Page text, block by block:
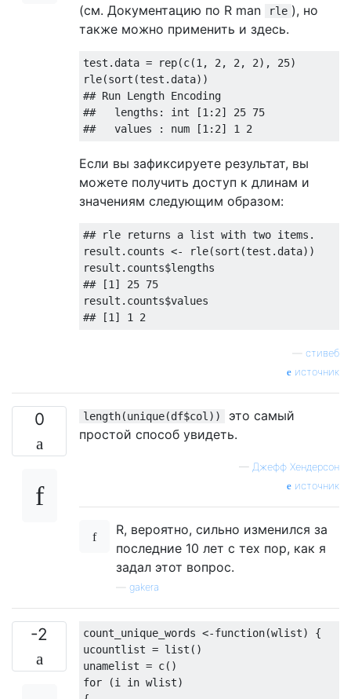
(см. Документацию по R man
rle ), но
также можно применить и здесь.
test.data = rep(c(1 , 2 , 2 , 2), 25)
## Run Length Encoding
##   lengths: int [1:2] 25 75
##   values : num [1:2] 1 2
Если вы зафиксируете результат, вы
можете получить доступ к длинам и
значениям следующим образом:
## rle returns a list with two items.
result.counts <- rle(sort(test.data))
## [1] 25 75
## [1] 1 2
стивеб
источник
0 length(unique(df$col))
это самый
простой способ увидеть.
— Джефф Хендерсон
источник
R, вероятно, сильно изменился за
последние 10 лет с тех пор, как я
задал этот вопрос.
gakera
-2 count_unique_words <-function(wlist) {
ucountlist = list()
for (i in wlist)